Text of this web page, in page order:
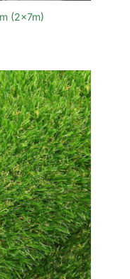
(2x7m)